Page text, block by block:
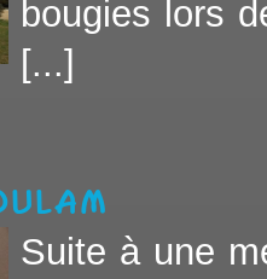
bougies lors
[...]
Suite à une